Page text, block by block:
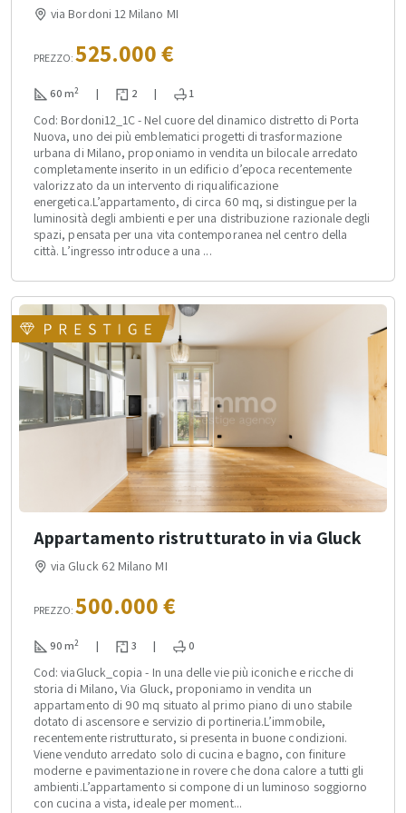
via Bordoni 12 Milano MI
PREZZO:525.000 €
60 m2 | 2 | 1
Cod: Bordoni12_1C - Nel cuore del dinamico distretto di Porta
Nuova, uno dei più emblematici progetti di trasformazione
urbana di Milano, proponiamo in vendita un bilocale arredato
completamente inserito in un edificio d’epoca recentemente
valorizzato da un intervento di riqualificazione
energetica.L’appartamento, di circa 60 mq, si distingue per la
luminosità degli ambienti e per una distribuzione razionale degli
spazi, pensata per una vita contemporanea nel centro della
città. L’ingresso introduce a una ...
Appartamento ristrutturato in via Gluck
via Gluck 62 Milano MI
PREZZO:500.000 €
90 m2 | 3 | 0
Cod: viaGluck_copia - In una delle vie più iconiche e ricche di
storia di Milano, Via Gluck, proponiamo in vendita un
appartamento di 90 mq situato al primo piano di uno stabile
dotato di ascensore e servizio di portineria.L’immobile,
recentemente ristrutturato, si presenta in buone condizioni.
Viene venduto arredato solo di cucina e bagno, con finiture
moderne e pavimentazione in rovere che dona calore a tutti gli
ambienti.L’appartamento si compone di un luminoso soggiorno
con cucina a vista, ideale per moment...